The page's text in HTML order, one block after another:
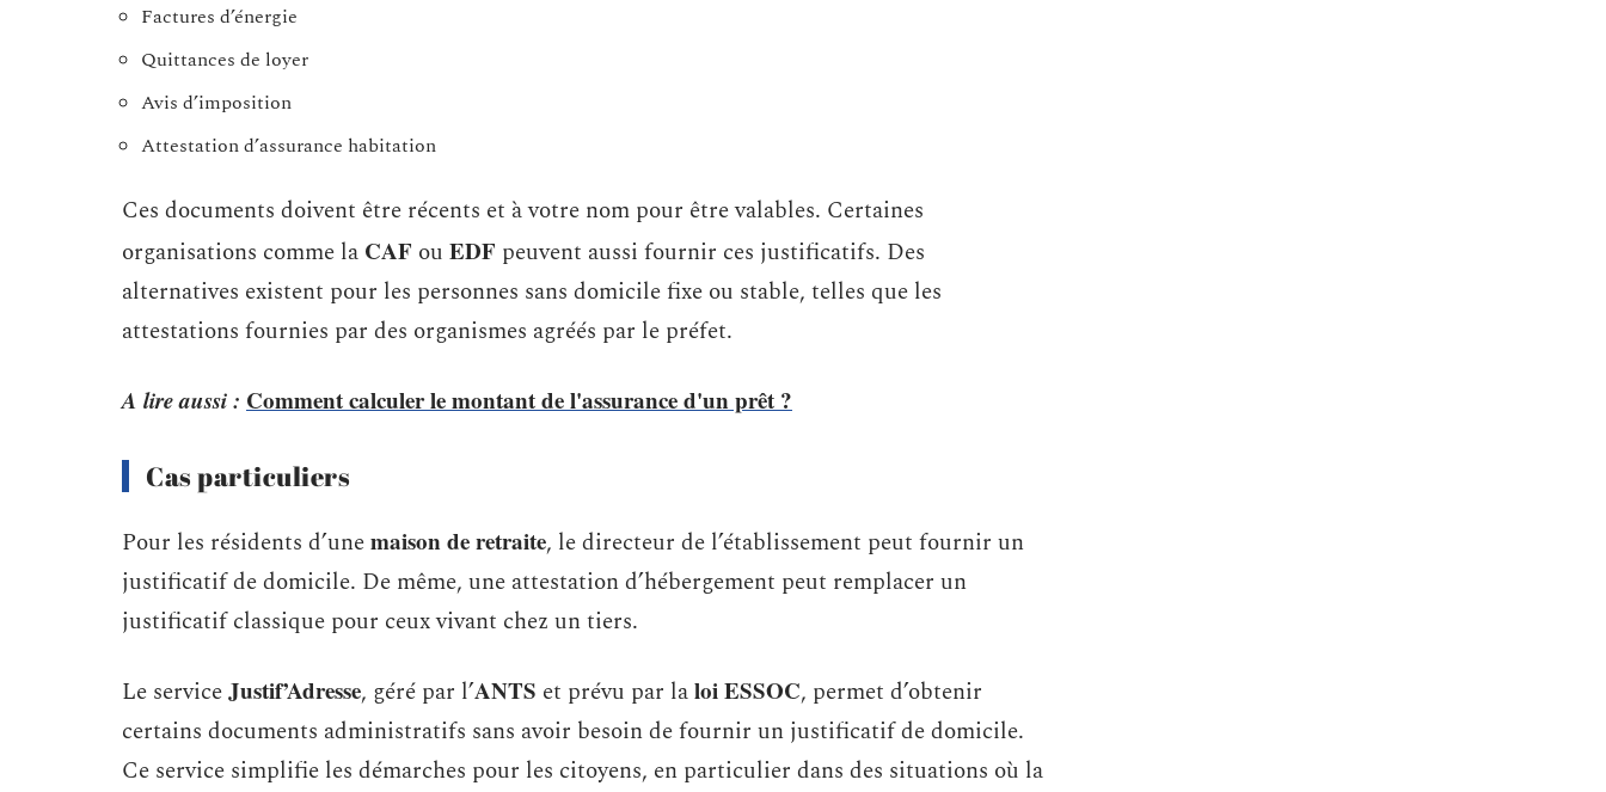
Factures d’énergie
Quittances de loyer
Avis d’imposition
Attestation d’assurance habitation
Ces documents doivent être récents et à votre nom pour être valables. Certaines
organisations comme la CAF ou EDF peuvent aussi fournir ces justificatifs. Des
alternatives existent pour les personnes sans domicile fixe ou stable, telles que les
attestations fournies par des organismes agréés par le préfet.
A lire aussi : Comment calculer le montant de l'assurance d'un prêt ?
Cas particuliers
Pour les résidents d’unemaison de retraite, le directeur de l’établissement peut fournir un
justificatif de domicile. De même, une attestation d’hébergement peut remplacer un
justificatif classique pour ceux vivant chez un tiers.
Le serviceJustif’Adresse, géré par l’ANTS et prévu par laloi ESSOC, permet d’obtenir
certains documents administratifs sans avoir besoin de fournir un justificatif de domicile.
Ce service simplifie les démarches pour les citoyens, en particulier dans des situations où la